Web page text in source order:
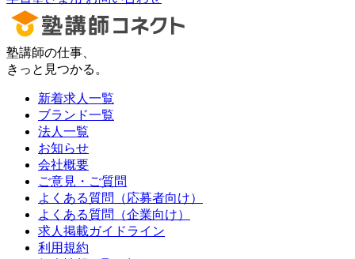
塾講師の仕事、
きっと見つかる。
新着求人一覧
ブランド一覧
法人一覧
お知らせ
会社概要
ご意見・ご質問
よくある質問（応募者向け）
よくある質問（企業向け）
求人掲載ガイドライン
利用規約